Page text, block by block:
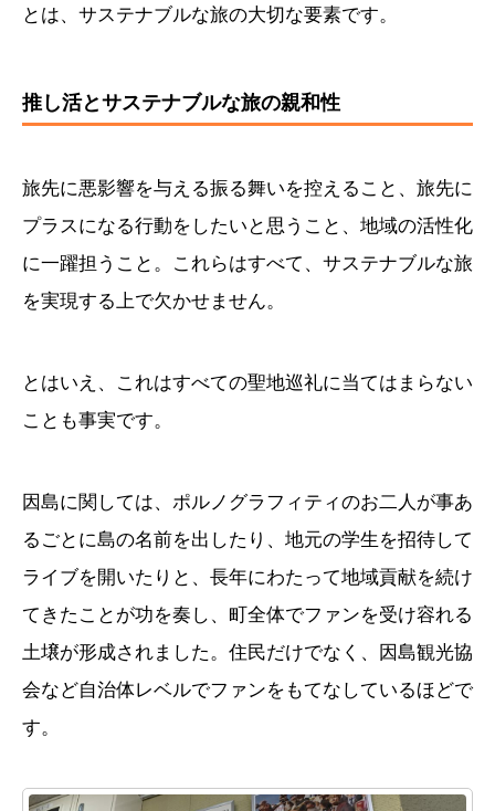
とは、サステナブルな旅の大切な要素です。
推し活とサステナブルな旅の親和性
旅先に悪影響を与える振る舞いを控えること、旅先に
プラスになる行動をしたいと思うこと、地域の活性化
に一躍担うこと。これらはすべて、サステナブルな旅
を実現する上で欠かせません。
とはいえ、これはすべての聖地巡礼に当てはまらない
ことも事実です。
因島に関しては、ポルノグラフィティのお二人が事あ
るごとに島の名前を出したり、地元の学生を招待して
ライブを開いたりと、長年にわたって地域貢献を続け
てきたことが功を奏し、町全体でファンを受け容れる
土壌が形成されました。住民だけでなく、因島観光協
会など自治体レベルでファンをもてなしているほどで
す。